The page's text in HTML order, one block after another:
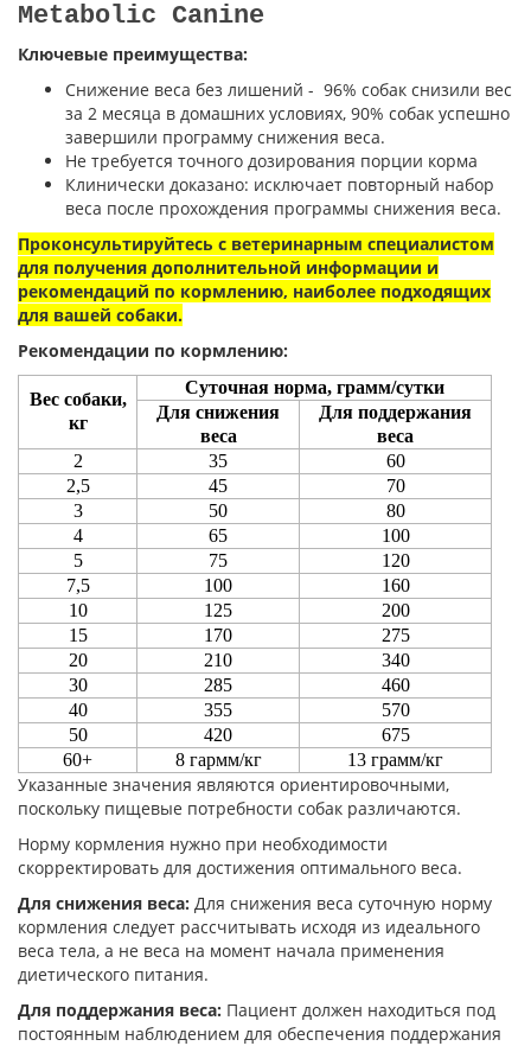
Metabolic Canine
Ключевые преимущества:
Снижение веса без лишений - 96% собак снизили вес
за 2 месяца в домашних условиях, 90% собак успешно
завершили программу снижения веса.
Не требуется точного дозирования порции корма
Клинически доказано: исключает повторный набор
веса после прохождения программы снижения веса.
Проконсультируйтесь с ветеринарным специалистом
для получения дополнительной информации и
рекомендаций по кормлению, наиболее подходящих
для вашей собаки.
Рекомендации по кормлению:
Вес собаки,
кг
Суточная норма, грамм/сутки
Для снижения
веса
Для поддержания
веса
2
35
60
2,5
45
70
3
50
80
4
65
100
5
75
120
7,5
100
160
10
125
200
15
170
275
20
210
340
30
285
460
40
355
570
50
420
675
60+
8 гармм/кг 13 грамм/кг
Указанные значения являются ориентировочными,
поскольку пищевые потребности собак различаются.
Норму кормления нужно при необходимости
скорректировать для достижения оптимального веса.
Для снижения веса: Для снижения веса суточную норму
кормления следует рассчитывать исходя из идеального
веса тела, а не веса на момент начала применения
диетического питания.
Для поддержания веса: Пациент должен находиться под
постоянным наблюдением для обеспечения поддержания